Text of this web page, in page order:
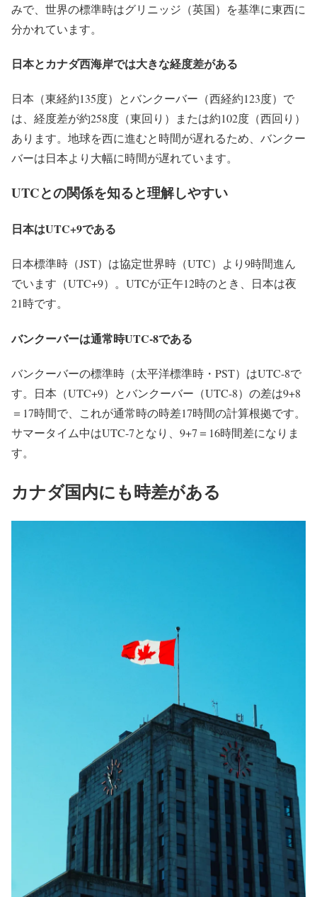
みで、世界の標準時はグリニッジ（英国）を基準に東西に
分かれています。
日本とカナダ西海岸では大きな経度差がある
日本（東経約135度）とバンクーバー（西経約123度）で
は、経度差が約258度（東回り）または約102度（西回り）
あります。地球を西に進むと時間が遅れるため、バンクー
バーは日本より大幅に時間が遅れています。
UTCとの関係を知ると理解しやすい
日本はUTC+9である
日本標準時（JST）は協定世界時（UTC）より9時間進ん
でいます（UTC+9）。UTCが正午12時のとき、日本は夜
21時です。
バンクーバーは通常時UTC-8である
バンクーバーの標準時（太平洋標準時・PST）はUTC-8で
す。日本（UTC+9）とバンクーバー（UTC-8）の差は9+8
＝17時間で、これが通常時の時差17時間の計算根拠です。
サマータイム中はUTC-7となり、9+7＝16時間差になりま
す。
カナダ国内にも時差がある